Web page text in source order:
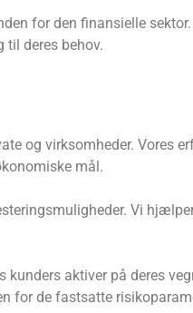
for den finansielle
deres behov.
og virksomheder. Vores
mål.
Vi
aktiver på deres
for de fastsatte